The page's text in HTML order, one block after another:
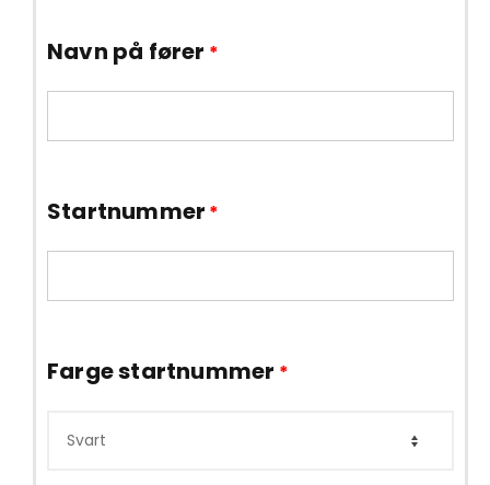
Navn på fører *
Startnummer *
Farge startnummer *